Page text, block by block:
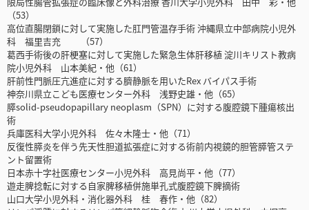
（53）
高位直腸閉鎖に対して実施した肛門管温存手術 沖縄県立中部病院小児外
科 福里吉充 （57）
葛西手術後の肝梗塞に対して実施した緊急生体肝移植 淀川キリスト教病
院小児外科 山本美紀・他（61）
肝前性門脈圧亢進症に対する臍静脈を用いたRex バイパス手術
神奈川県立こども医療センター外科 浅野史雄・他（65）
膵solid-pseudopapillary neoplasm（SPN）に対する腹腔鏡下腫瘍核出
術
兵庫医科大学小児外科 佐々木隆士・他（71）
反復性膵炎を伴う先天性胆道拡張症に対する術前内視鏡的胆管膵管ステ
ント留置術
日本赤十字社医療センター小児外科 高見尚平・他（77）
遊走脾捻転に対する自家脾移植併施単孔式腹腔鏡下脾摘術
山口大学小児外科・消化器外科 桂 春作・他（82）